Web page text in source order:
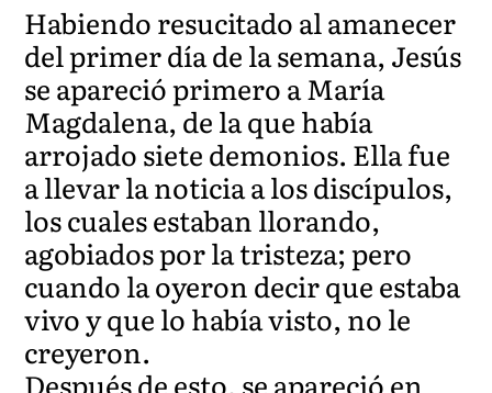
Habiendo resucitado al amanecer
del primer día de la semana, Jesús
se apareció primero a María
Magdalena, de la que había
arrojado siete demonios. Ella fue
a llevar la noticia a los discípulos,
los cuales estaban llorando,
agobiados por la tristeza; pero
cuando la oyeron decir que estaba
vivo y que lo había visto, no le
creyeron.
Después de esto, se apareció en